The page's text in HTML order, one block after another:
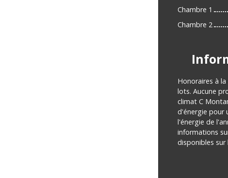
Chambre 1
Chambre 2
Honoraires à
lots. Aucune
climat C
d'énergie pour
l'énergie de
informations
disponibles sur